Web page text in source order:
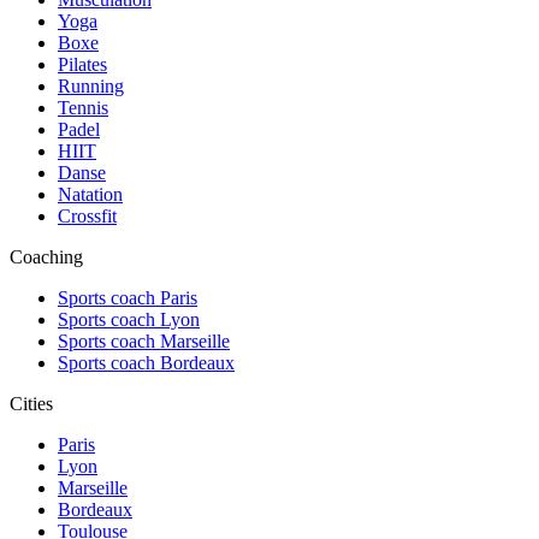
Yoga
Boxe
Pilates
Running
Tennis
Padel
HIIT
Danse
Natation
Crossfit
Coaching
Sports coach Paris
Sports coach Lyon
Sports coach Marseille
Sports coach Bordeaux
Cities
Paris
Lyon
Marseille
Bordeaux
Toulouse